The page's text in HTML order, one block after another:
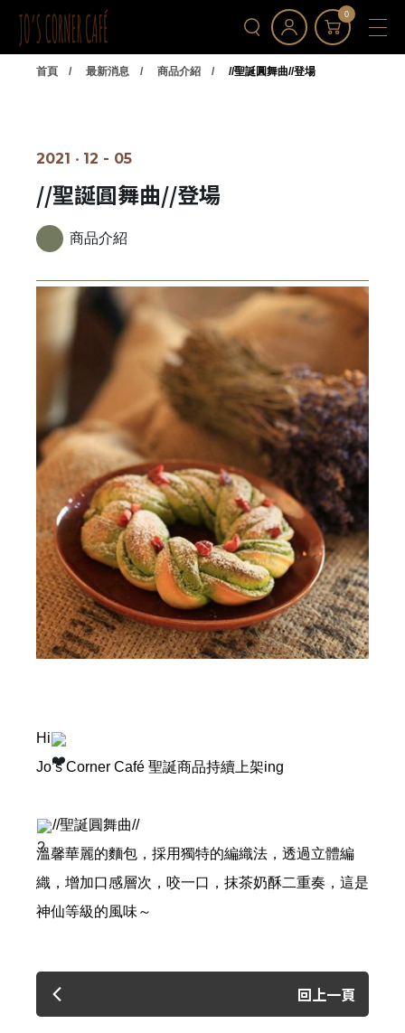
0
首頁 最新消息 商品介紹 //聖誕圓舞曲//登場
2021 ‧ 12 - 05
//聖誕圓舞曲//登場
商品介紹
Hi
Jo’s Corner Café 聖誕商品持續上架ing
//聖誕圓舞曲//
溫馨華麗的麵包，採用獨特的編織法，透過立體編
織，增加口感層次，咬一口，抹茶奶酥二重奏，這是
神仙等級的風味～
回上一頁